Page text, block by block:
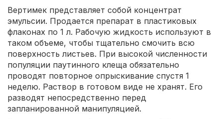
Вертимек представляет собой концентрат
эмульсии. Продается препарат в пластиковых
флаконах по 1 л. Рабочую жидкость используют в
таком объеме, чтобы тщательно смочить всю
поверхность листьев. При высокой численности
популяции паутинного клеща обязательно
проводят повторное опрыскивание спустя 1
неделю. Раствор в готовом виде не хранят. Его
разводят непосредственно перед
запланированной манипуляцией.